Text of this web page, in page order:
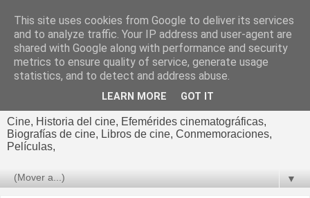
El cultural
cinematográfico de Jorge
Cine, Historia del cine, Efemérides cinematográficas,
Biografías de cine, Libros de cine, Conmemoraciones,
Películas,
▼
This site uses cookies from Google to deliver its services
and to analyze traffic. Your IP address and user-agent are
shared with Google along with performance and security
metrics to ensure quality of service, generate usage
statistics, and to detect and address abuse.
LEARN MORE GOT IT